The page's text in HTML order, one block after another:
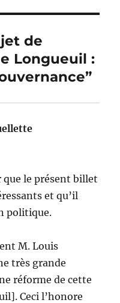
de
Longueuil :
que le présent billet
et qu’il
politique.
M. Louis
très grande
réforme de cette
Ceci l’honore